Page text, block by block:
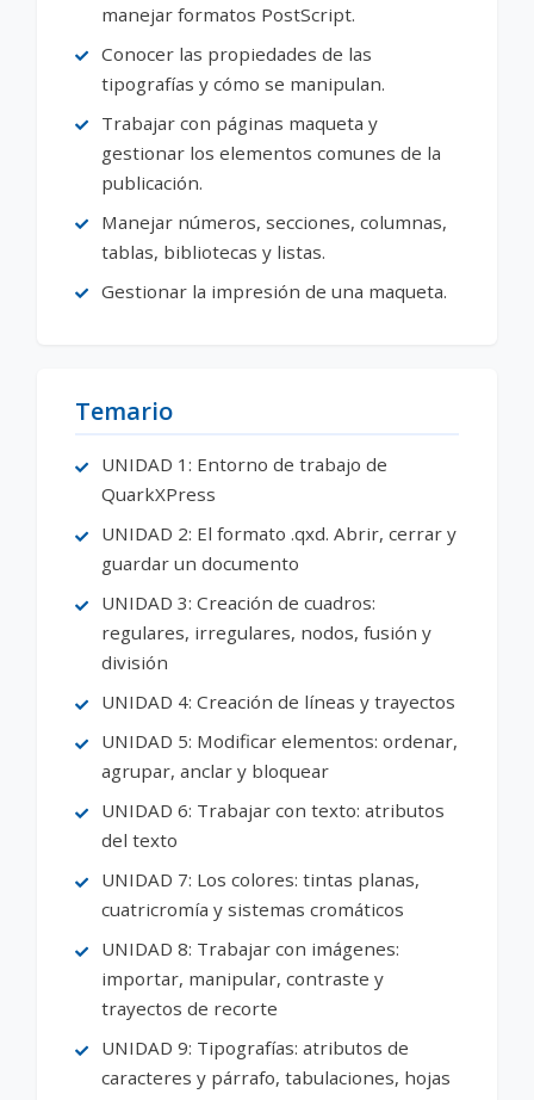
manejar formatos PostScript.
Conocer las propiedades de las
tipografías y cómo se manipulan.
Trabajar con páginas maqueta y
gestionar los elementos comunes de la
publicación.
Manejar números, secciones, columnas,
tablas, bibliotecas y listas.
Gestionar la impresión de una maqueta.
Temario
UNIDAD 1: Entorno de trabajo de
QuarkXPress
UNIDAD 2: El formato .qxd. Abrir, cerrar y
guardar un documento
UNIDAD 3: Creación de cuadros:
regulares, irregulares, nodos, fusión y
división
UNIDAD 4: Creación de líneas y trayectos
UNIDAD 5: Modificar elementos: ordenar,
agrupar, anclar y bloquear
UNIDAD 6: Trabajar con texto: atributos
del texto
UNIDAD 7: Los colores: tintas planas,
cuatricromía y sistemas cromáticos
UNIDAD 8: Trabajar con imágenes:
importar, manipular, contraste y
trayectos de recorte
UNIDAD 9: Tipografías: atributos de
caracteres y párrafo, tabulaciones, hojas